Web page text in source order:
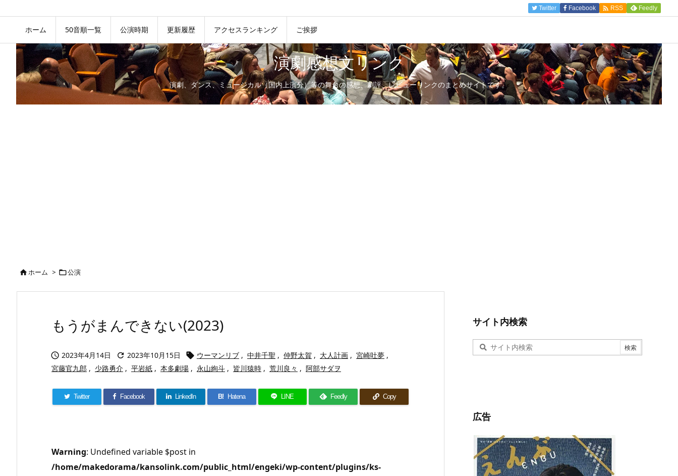
ホーム 50音順一覧 公演時期 更新履歴 アクセスランキング ご挨拶
Twitter Facebook  RSS Feedly
演劇感想文リンク
演劇、ダンス、ミュージカル（国内上演分）等の舞台の感想、劇評、レビューリンクのまとめサイトです。
ホーム > 公演
もうがまんできない(2023)
 2023年4月14日  2023年10月15日  ウーマンリブ , 中井千聖 , 仲野太賀 , 大人計画 , 宮崎吐夢 ,
宮藤官九郎 , 少路勇介 , 平岩紙 , 本多劇場 , 永山絢斗 , 皆川猿時 , 荒川良々 , 阿部サダヲ
Twitter Facebook LinkedIn B! Hatena LINE Feedly Copy
Warning: Undefined variable $post in
/home/makedorama/kansolink.com/public_html/engeki/wp-content/plugins/ks-
サイト内検索
広告